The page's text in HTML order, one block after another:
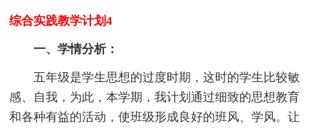
综合实践教学计划4
一、学情分析：
五年级是学生思想的过度时期，这时的学生比较敏
感、自我，为此，本学期，我计划通过细致的思想教育
和各种有益的活动，使班级形成良好的班风、学风。让